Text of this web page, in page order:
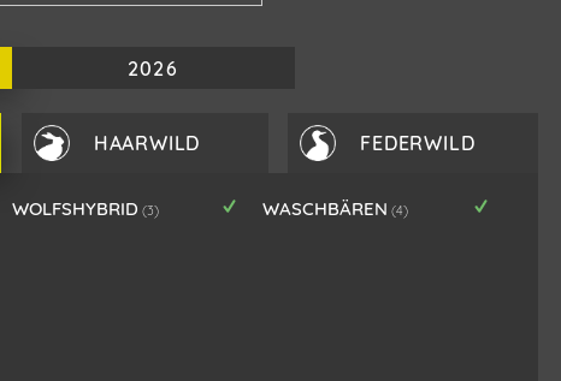
2026
HAARWILD FEDERWILD
WOLFSHYBRID (3) WASCHBÄREN (4)